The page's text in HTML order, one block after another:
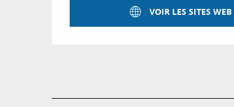
VOIR LES SITES WEB